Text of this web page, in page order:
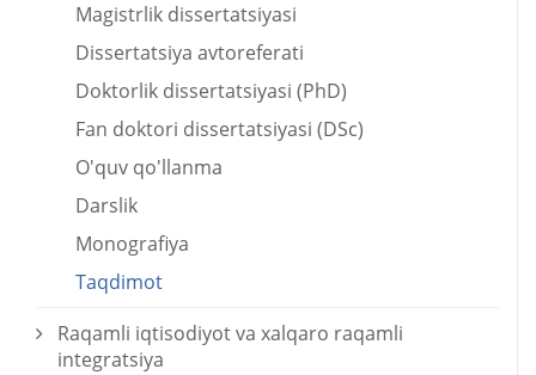
Magistrlik dissertatsiyasi
Dissertatsiya avtoreferati
Doktorlik dissertatsiyasi (PhD)
Fan doktori dissertatsiyasi (DSc)
O'quv qo'llanma
Darslik
Monografiya
Taqdimot
Raqamli iqtisodiyot va xalqaro raqamli
integratsiya